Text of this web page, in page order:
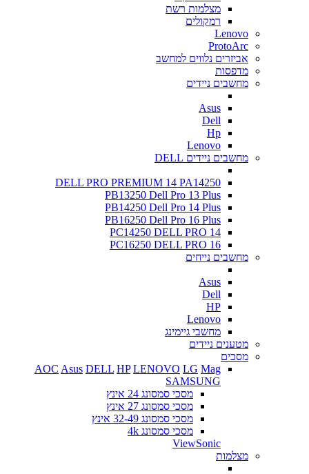
מצלמות רשת
רמקולים
Lenovo
ProtoArc
אביזרים נלווים למחשב
מדפסות
מחשבים ניידים
Asus
Dell
Hp
Lenovo
מחשבים ניידים DELL
DELL PRO PREMIUM 14 PA14250
PB13250 Dell Pro 13 Plus
PB14250 Dell Pro 14 Plus
PB16250 Dell Pro 16 Plus
PC14250 DELL PRO 14
PC16250 DELL PRO 16
מחשבים נייחים
Asus
Dell
HP
Lenovo
מחשבי גיימינג
מטענים ניידים
מסכים
AOC Asus DELL HP LENOVO LG Mag
SAMSUNG
מסכי סמסונג 24 אינץ
מסכי סמסונג 27 אינץ
מסכי סמסונג 32-49 אינץ
מסכי סמסונג 4k
ViewSonic
מצלמות